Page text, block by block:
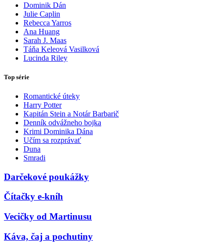
Dominik Dán
Julie Caplin
Rebecca Yarros
Ana Huang
Sarah J. Maas
Táňa Keleová Vasilková
Lucinda Riley
Top série
Romantické úteky
Harry Potter
Kapitán Stein a Notár Barbarič
Denník odvážneho bojka
Krimi Dominika Dána
Učím sa rozprávať
Duna
Smradi
Darčekové poukážky
Čítačky e-kníh
Vecičky od Martinusu
Káva, čaj a pochutiny